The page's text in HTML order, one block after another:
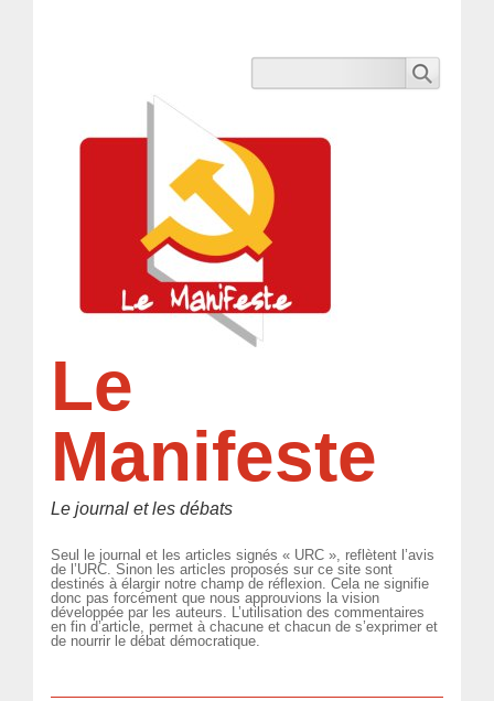
Le
Manifeste
Le journal et les débats
Seul le journal et les articles signés « URC », reflètent l’avis
de l’URC. Sinon les articles proposés sur ce site sont
destinés à élargir notre champ de réflexion. Cela ne signifie
donc pas forcément que nous approuvions la vision
développée par les auteurs. L’utilisation des commentaires
en fin d’article, permet à chacune et chacun de s’exprimer et
de nourrir le débat démocratique.